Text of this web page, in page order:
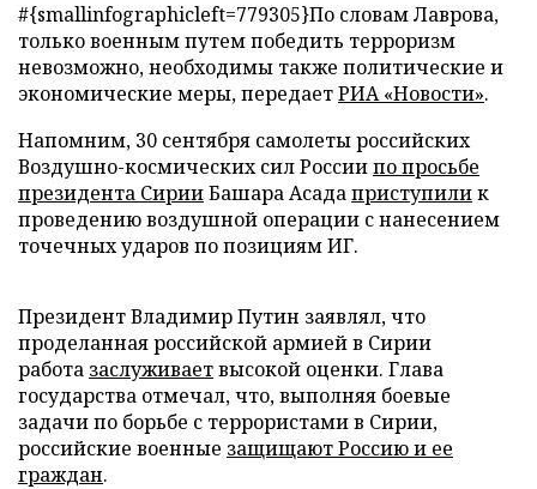
#{smallinfographicleft=779305}По словам Лаврова,
только военным путем победить терроризм
невозможно, необходимы также политические и
экономические меры, передаетРИА «Новости».
Напомним, 30 сентября самолеты российских
Воздушно-космических сил Россиипо просьбе
президента СирииБашара Асадаприступилик
проведению воздушной операции с нанесением
точечных ударов по позициям ИГ.
Президент Владимир Путин заявлял, что
проделанная российской армией в Сирии
работа заслуживаетвысокой оценки. Глава
государства отмечал, что, выполняя боевые
задачи по борьбе с террористами в Сирии,
российские военные защищают Россию и ее
граждан.